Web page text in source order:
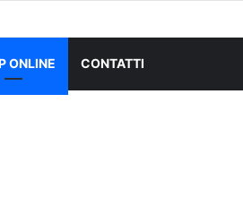
Wireless + Logitech G PRO X Cuffia
ONLINE CONTATTI